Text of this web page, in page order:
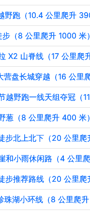
野跑（10.4 公里爬升
（8 公里爬升 1000 米
X2 山脊线（17 公里爬
营盘长城穿越（16 公里
葱（8 公里爬升 400 米）
步北上北下（20 公里爬
和小雨休闲路（4 公里
步推荐路线（20 公里爬
珠湖小环线（8 公里爬升